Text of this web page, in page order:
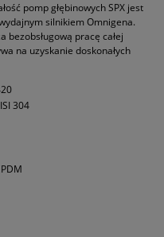
pomp głębinowych SPX jest
silnikiem Omnigena.
bezobsługową pracę całej
na uzyskanie doskonałych
304